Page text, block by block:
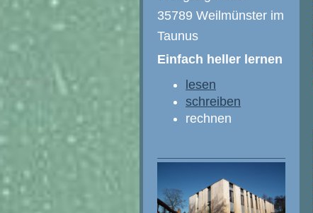
35789 Weilmünster im
Taunus
Einfach heller lernen
lesen
schreiben
rechnen